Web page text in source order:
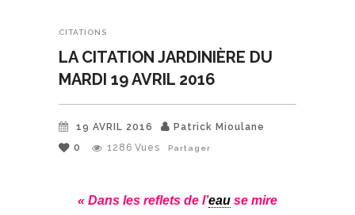
CITATIONS
LA CITATION JARDINIÈRE DU
MARDI 19 AVRIL 2016
19 AVRIL 2016
Patrick Mioulane
0
1286 Vues Partager
« Dans les reflets de l’eau se mire